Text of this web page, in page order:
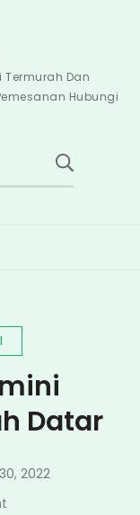
Termurah Dan
Hubungi
Datar
2022
on